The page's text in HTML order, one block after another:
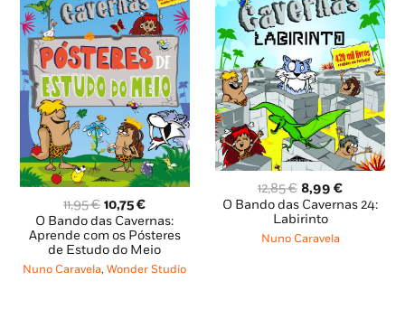
11,95€ O
preço
original
era:
11,95 €.
10,75€O
preço
atual
é:
10,75 €.
O Bando das Cavernas:
Aprende com os Pósteres
de Estudo do Meio
Nuno Caravela,Wonder Studio
12,85€ O
preço
original
era:
8,99€O
preço
O Bando das Cavernas 24:
Labirinto
Nuno Caravela